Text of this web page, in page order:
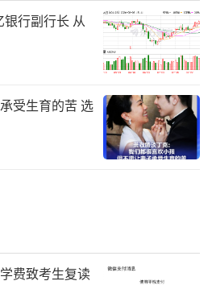
行副行长 从
受生育的苦 选
费致考生复读